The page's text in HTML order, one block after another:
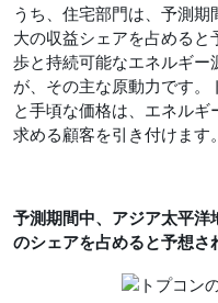
うち、住宅部門は、予測
大の収益シェアを占める
歩と持続可能なエネルギー
が、その主な原動力です
と手頃な価格は、エネル
求める顧客を引き付けます。
予測期間中、アジア太平
のシェアを占めると予想さ